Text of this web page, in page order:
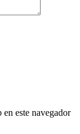
este navegador